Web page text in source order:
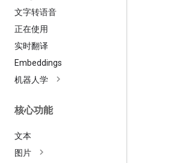
文字转语音
正在使用
实时翻译
Embeddings
机器人学
核心功能
文本
图片